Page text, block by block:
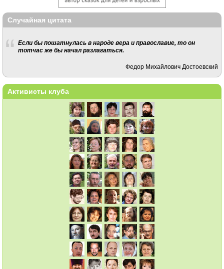
Случайная цитата
Если бы пошатнулась в народе вера и православие, то он
тотчас же бы начал разлагаться.
Федор Михайлович Достоевский
Активисты клуба